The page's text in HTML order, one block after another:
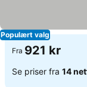
Populært valg
Fra 921 kr
Se priser fra 14